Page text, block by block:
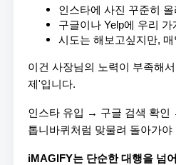
인스타에 사진 꾸준히
구글이나 Yelp에 우리
시도는 해보고싶지만,
이건 사장님의 노력이 부족해
제'입니다.
인스타 유입 → 구글 검색 확인
톱니바퀴처럼 맞물려 돌아가
iMAGIFY는 단순한 대행을 넘